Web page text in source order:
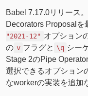
Babel 7.17.0リリース。
Decorators Proposalを
"2021-12" オプション
の v フラグと \q シー
Stage 2のPipe
選択できるオプション
なworkerの実装を追加